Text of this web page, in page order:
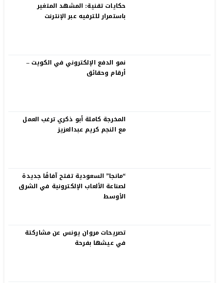
حكايات تقنية: المشهد المتغير
باستمرار للترفيه عبر الإنترنت
نمو الدفع الإلكتروني في الكويت –
أرقام وحقائق
المخرجة كاملة أبو ذكري ترغب العمل
مع النجم كريم عبدالعزيز
“مانجا” السعودية تفتح آفاقًا جديدة
لصناعة الألعاب الإلكترونية في الشرق
الأوسط
تصريحات مروان يونس عن مشاركتة
في عيشها بفرحة